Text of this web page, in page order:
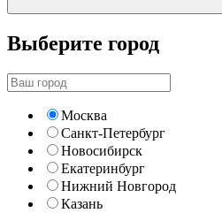
Выберите город
Москва
Санкт-Петербург
Новосибирск
Екатеринбург
Нижний Новгород
Казань